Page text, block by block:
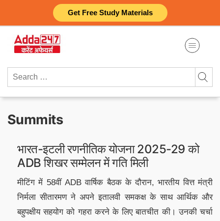
Get Free Study Materials
content
Search
Summits
भारत-इटली रणनीतिक योजना 2025-29 को
ADB शिखर सम्मेलन में गति मिली
मीटिंग में 58वीं ADB वार्षिक बैठक के दौरान, भारतीय वित्त मंत्री
निर्मला सीतारमण ने अपने इतालवी समकक्ष के साथ आर्थिक और
बहुपक्षीय सहयोग को गहरा करने के लिए बातचीत की। उनकी चर्चा